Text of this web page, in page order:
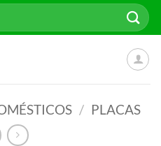
/ PLACAS